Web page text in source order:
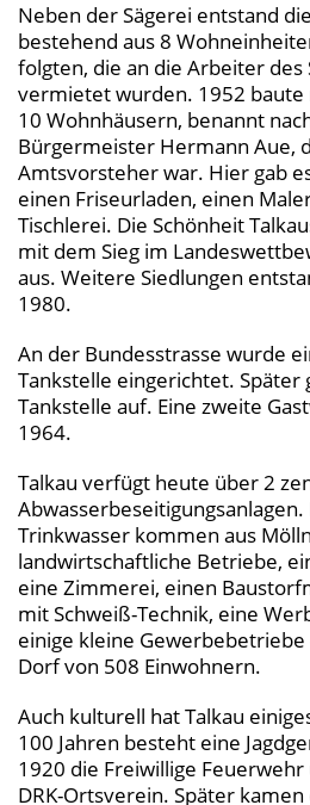
Neben der Sägerei entstand
bestehend aus 8
folgten, die an die Arbeiter des
vermietet wurden. 1952 baute
10 Wohnhäusern, benannt
Bürgermeister Hermann Aue,
Amtsvorsteher war. Hier gab
einen Friseurladen, einen
Tischlerei. Die Schönheit
mit dem Sieg im
aus. Weitere Siedlungen
1980.
An der Bundesstrasse wurde
Tankstelle eingerichtet. Später
Tankstelle auf. Eine zweite
1964.
Talkau verfügt heute über 2
Abwasserbeseitigungsanlagen.
Trinkwasser kommen aus
landwirtschaftliche Betriebe,
eine Zimmerei, einen
mit Schweiß-Technik, eine
einige kleine
Dorf von 508 Einwohnern.
Auch kulturell hat Talkau
100 Jahren besteht eine
1920 die Freiwillige
DRK-Ortsverein. Später